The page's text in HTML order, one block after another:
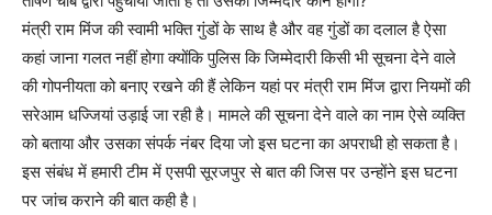
मंत्री राम मिंज की स्वामी भक्ति गुंडों के साथ है और वह गुंडों का दलाल है ऐसा
कहां जाना गलत नहीं होगा क्योंकि पुलिस कि जिम्मेदारी किसी भी सूचना देने वाले
की गोपनीयता को बनाए रखने की हैं लेकिन यहां पर मंत्री राम मिंज द्वारा नियमों की
सरेआम धज्जियां उड़ाई जा रही है। मामले की सूचना देने वाले का नाम ऐसे व्यक्ति
को बताया और उसका संपर्क नंबर दिया जो इस घटना का अपराधी हो सकता है।
इस संबंध में हमारी टीम में एसपी सूरजपुर से बात की जिस पर उन्होंने इस घटना
पर जांच कराने की बात कही है।